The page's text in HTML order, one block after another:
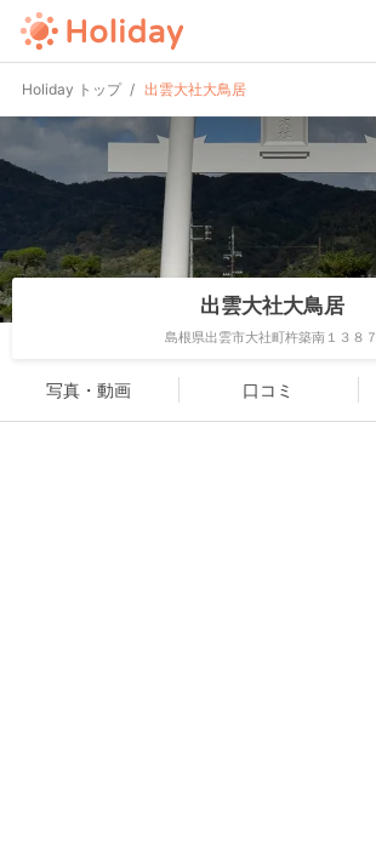
Holiday トップ 出雲大社大鳥居
出雲大社大鳥居
島根県出雲市大社町杵築南１３８７
写真・動画 口コミ